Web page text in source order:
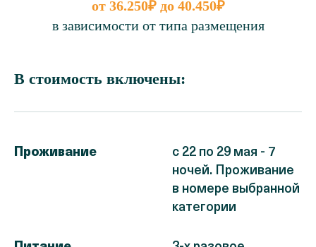
от 36.250₽ до 40.450₽
в зависимости от типа размещения
В стоимость включены:
Проживание
с 22 по 29 мая - 7
ночей. Проживание
в номере выбранной
категории